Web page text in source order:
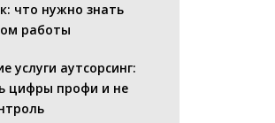
что нужно знать
работы
услуги аутсорсинг:
цифры профи и не